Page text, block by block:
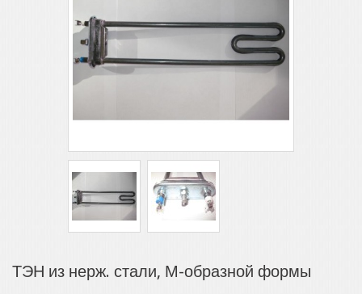
ТЭН из нерж. стали, М-образной формы